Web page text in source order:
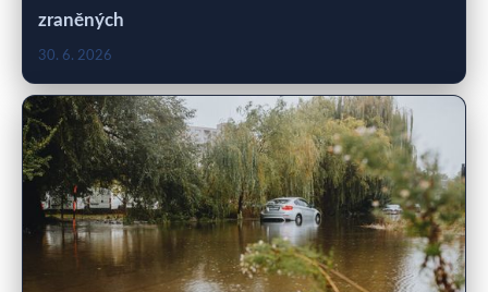
zraněných
30. 6. 2026